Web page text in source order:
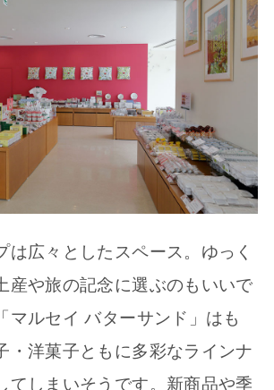
は広々としたスペース。ゆっく
産や旅の記念に選ぶのもいいで
マルセイ バターサンド」はも
・洋菓子ともに多彩なラインナ
てしまいそうです。新商品や季